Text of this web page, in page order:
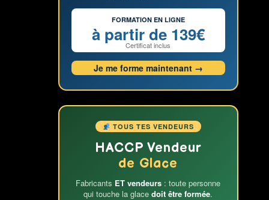
FORMATION EN LIGNE
à partir de 139€
Certificat inclus
Je me forme maintenant →
TOUS TES VENDEURS
HACCP Vendeur
de Glace
Fabricants ET vendeurs : toute personne
qui touche la glacedoit être formée.